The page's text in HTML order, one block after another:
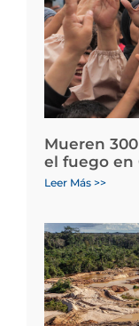
Mueren
el fuego en
Leer Más >>